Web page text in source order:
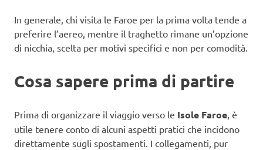
In generale, chi visita le Faroe per la prima volta tende a
preferire l’aereo, mentre il traghetto rimane un’opzione
di nicchia, scelta per motivi specifici e non per comodità.
Cosa sapere prima di partire
Prima di organizzare il viaggio verso le Isole Faroe , è
utile tenere conto di alcuni aspetti pratici che incidono
direttamente sugli spostamenti. I collegamenti, pur